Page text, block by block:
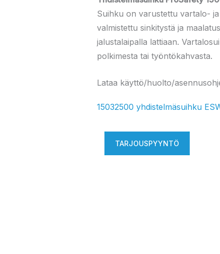
Suihku on varustettu vartalo-
valmistettu sinkitystä ja
jalustalaipalla lattiaan.
polkimesta tai työntökahvasta.
Lataa käyttö/huolto/
15032500 yhdistelmäsuihku
TARJOUSPYYNTÖ